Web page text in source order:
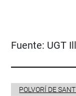
Fuente: UGT
POLVORÍ DE